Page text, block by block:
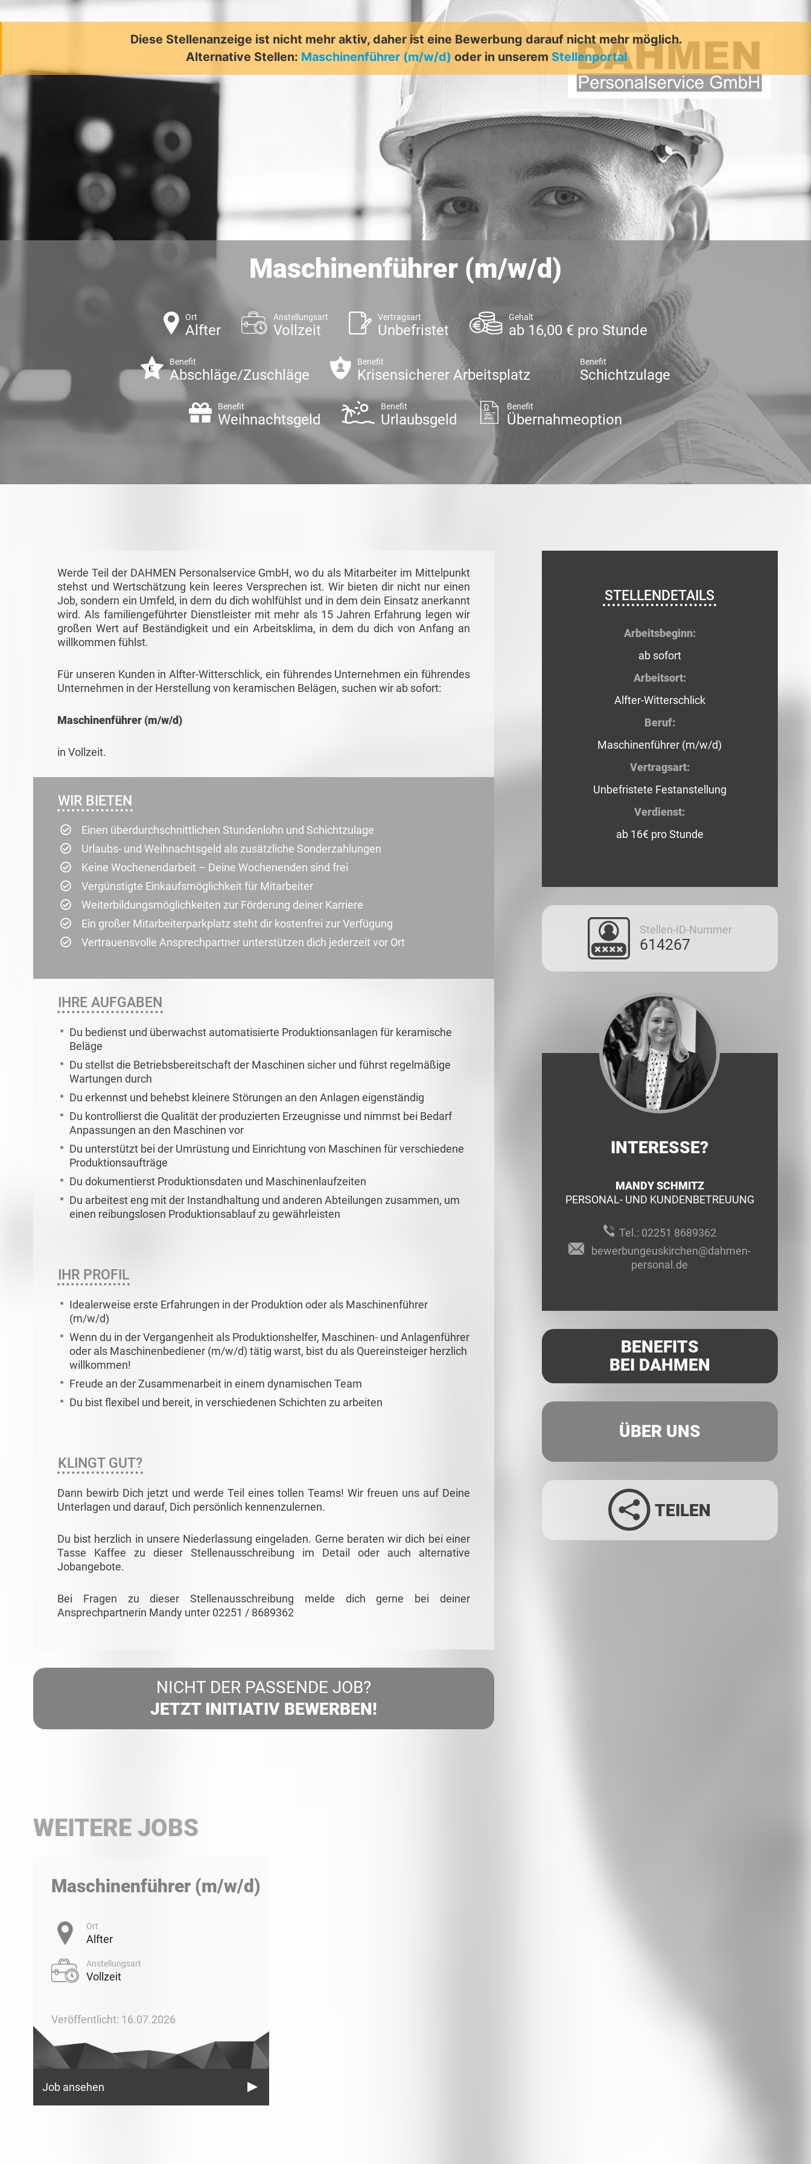
Diese Stellenanzeige ist nicht mehr aktiv, daher ist eine Bewerbung darauf nicht mehr möglich.
Alternative Stellen: Maschinenführer (m/w/d) oder in unserem Stellenportal
Maschinenführer (m/w/d)
Ort
Alfter
Anstellungsart
Vollzeit
Vertragsart
Unbefristet
Gehalt
ab 16,00 € pro Stunde
Benefit
Abschläge/Zuschläge
Benefit
Krisensicherer Arbeitsplatz
Benefit
Schichtzulage
Benefit
Weihnachtsgeld
Benefit
Urlaubsgeld
Benefit
Übernahmeoption
Werde Teil der DAHMEN Personalservice GmbH, wo du als Mitarbeiter im Mittelpunkt
stehst und Wertschätzung kein leeres Versprechen ist. Wir bieten dir nicht nur einen
Job, sondern ein Umfeld, in dem du dich wohlfühlst und in dem dein Einsatz anerkannt
wird. Als familiengeführter Dienstleister mit mehr als 15 Jahren Erfahrung legen wir
großen Wert auf Beständigkeit und ein Arbeitsklima, in dem du dich von Anfang an
willkommen fühlst.
Für unseren Kunden in Alfter-Witterschlick, ein führendes Unternehmen ein führendes
Unternehmen in der Herstellung von keramischen Belägen, suchen wir ab sofort:
Maschinenführer (m/w/d)
in Vollzeit.
WIR BIETEN
Einen überdurchschnittlichen Stundenlohn und Schichtzulage
Urlaubs- und Weihnachtsgeld als zusätzliche Sonderzahlungen
Keine Wochenendarbeit – Deine Wochenenden sind frei
Vergünstigte Einkaufsmöglichkeit für Mitarbeiter
Weiterbildungsmöglichkeiten zur Förderung deiner Karriere
Ein großer Mitarbeiterparkplatz steht dir kostenfrei zur Verfügung
Vertrauensvolle Ansprechpartner unterstützen dich jederzeit vor Ort
IHRE AUFGABEN
Du bedienst und überwachst automatisierte Produktionsanlagen für keramische
Beläge
Du stellst die Betriebsbereitschaft der Maschinen sicher und führst regelmäßige
Wartungen durch
Du erkennst und behebst kleinere Störungen an den Anlagen eigenständig
Du kontrollierst die Qualität der produzierten Erzeugnisse und nimmst bei Bedarf
Anpassungen an den Maschinen vor
Du unterstützt bei der Umrüstung und Einrichtung von Maschinen für verschiedene
Produktionsaufträge
Du dokumentierst Produktionsdaten und Maschinenlaufzeiten
Du arbeitest eng mit der Instandhaltung und anderen Abteilungen zusammen, um
einen reibungslosen Produktionsablauf zu gewährleisten
IHR PROFIL
Idealerweise erste Erfahrungen in der Produktion oder als Maschinenführer
(m/w/d)
Wenn du in der Vergangenheit als Produktionshelfer, Maschinen- und Anlagenführer
oder als Maschinenbediener (m/w/d) tätig warst, bist du als Quereinsteiger herzlich
willkommen!
Freude an der Zusammenarbeit in einem dynamischen Team
Du bist flexibel und bereit, in verschiedenen Schichten zu arbeiten
KLINGT GUT?
Dann bewirb Dich jetzt und werde Teil eines tollen Teams! Wir freuen uns auf Deine
Unterlagen und darauf, Dich persönlich kennenzulernen.
Du bist herzlich in unsere Niederlassung eingeladen. Gerne beraten wir dich bei einer
Tasse Kaffee zu dieser Stellenausschreibung im Detail oder auch alternative
Jobangebote.
Bei Fragen zu dieser Stellenausschreibung melde dich gerne bei deiner
Ansprechpartnerin Mandy unter 02251 / 8689362
NICHT DER PASSENDE JOB?
JETZT INITIATIV BEWERBEN!
STELLENDETAILS
Arbeitsbeginn:
ab sofort
Arbeitsort:
Alfter-Witterschlick
Beruf:
Maschinenführer (m/w/d)
Vertragsart:
Unbefristete Festanstellung
Verdienst:
ab 16€ pro Stunde
Stellen-ID-Nummer
614267
INTERESSE?
MANDY SCHMITZ
PERSONAL- UND KUNDENBETREUUNG
Tel.: 02251 8689362
bewerbungeuskirchen@dahmen-
personal.de
BENEFITS
BEI DAHMEN
ÜBER UNS
TEILEN
WEITERE JOBS
Maschinenführer (m/w/d)
Ort
Alfter
Anstellungsart
Vollzeit
Veröffentlicht: 16.07.2026
Job ansehen